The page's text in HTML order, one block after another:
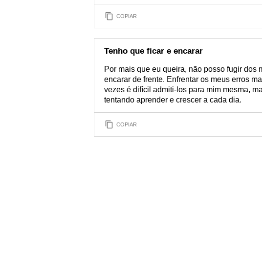
COPIAR
Tenho que ficar e encarar
Por mais que eu queira, não posso fugir dos
encarar de frente. Enfrentar os meus erros
vezes é difícil admiti-los para mim mesma,
tentando aprender e crescer a cada dia.
COPIAR